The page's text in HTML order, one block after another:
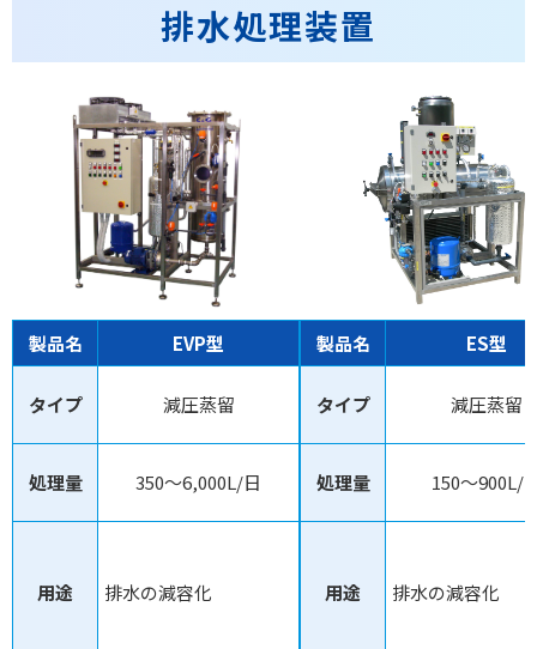
排水処理装置
製品名 EVP型
タイプ 減圧蒸留
処理量 350～6,000L/日
用途 排水の減容化
製品名 ES型
タイプ 減圧蒸留
処理量 150～900L/
用途 排水の減容化